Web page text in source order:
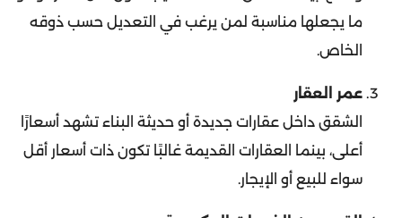
الخاص.
الشقق داخل عقارات جديدة أو حديثة البناء تشهد أسعارًا
أعلى، بينما العقارات القديمة غالبًا تكون ذات أسعار أقل
سواء للبيع أو الإيجار.